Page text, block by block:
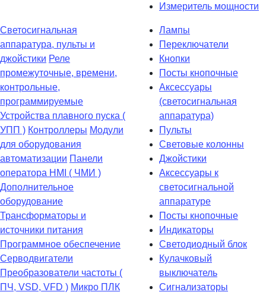
Измеритель мощности
Светосигнальная
аппаратура, пульты и
джойстики Реле
промежуточные, времени,
контрольные,
программируемые
Устройства плавного пуска (
УПП ) Контроллеры Модули
для оборудования
автоматизации Панели
оператора HMI ( ЧМИ )
Дополнительное
оборудование
Транcформаторы и
источники питания
Программное обеспечение
Серводвигатели
Преобразователи частоты (
ПЧ, VSD, VFD ) Микро ПЛК
Лампы
Переключатели
Кнопки
Посты кнопочные
Аксессуары
(светосигнальная
аппаратура)
Пульты
Световые колонны
Джойстики
Аксессуары к
светосигнальной
аппаратуре
Посты кнопочные
Индикаторы
Светодиодный блок
Кулачковый
выключатель
Сигнализаторы